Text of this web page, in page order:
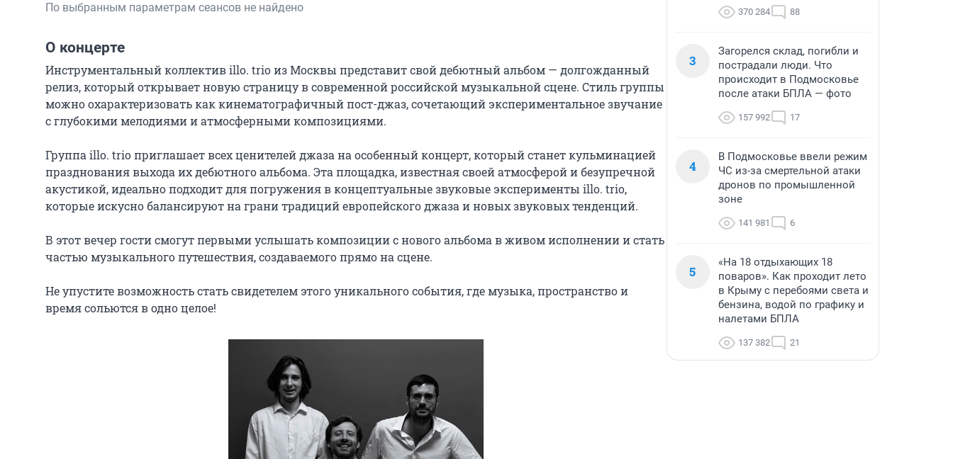
По выбранным параметрам сеансов не найдено
О концерте
Инструментальный коллектив illo. trio из Москвы представит свой дебютный альбом — долгожданный
релиз, который открывает новую страницу в современной российской музыкальной сцене. Стиль группы
можно охарактеризовать как кинематографичный пост-джаз, сочетающий экспериментальное звучание
с глубокими мелодиями и атмосферными композициями.
Группа illo. trio приглашает всех ценителей джаза на особенный концерт, который станет кульминацией
празднования выхода их дебютного альбома. Эта площадка, известная своей атмосферой и безупречной
акустикой, идеально подходит для погружения в концептуальные звуковые эксперименты illo. trio,
которые искусно балансируют на грани традиций европейского джаза и новых звуковых тенденций.
В этот вечер гости смогут первыми услышать композиции с нового альбома в живом исполнении и стать
частью музыкального путешествия, создаваемого прямо на сцене.
Не упустите возможность стать свидетелем этого уникального события, где музыка, пространство и
время сольются в одно целое!
370 284 88
3
Загорелся склад, погибли и
пострадали люди. Что
происходит в Подмосковье
после атаки БПЛА — фото
157 992 17
4
В Подмосковье ввели режим
ЧС из-за смертельной атаки
дронов по промышленной
зоне
141 981 6
5
«На 18 отдыхающих 18
поваров». Как проходит лето
в Крыму с перебоями света и
бензина, водой по графику и
налетами БПЛА
137 382 21